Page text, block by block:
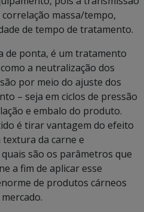
massa/tempo,
de tempo de tratamento.
de ponta, é um tratamento
a neutralização dos
por meio do ajuste dos
– seja em ciclos de pressão
e embalo do produto.
é tirar vantagem do efeito
da carne e
são os parâmetros que
a fim de aplicar esse
de produtos cárneos